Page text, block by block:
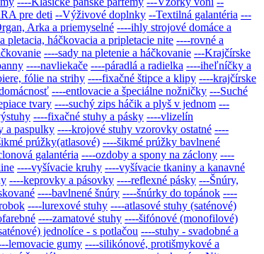
pre deti --Výživové doplnky --Textilná galantéria ---
Arka a priemyselné ----ihly strojové domáce a
pletacia, háčkovacia a pripletacie nite ----rovné a
----sady na pletenie a háčkovanie ---Krajčírske
----navliekače ----páradlá a radielka ----iheľníčky a
fólie na strihy ----fixačné štipce a klipy ----krajčírske
----entlovacie a špeciálne nožničky ---Suché
tvary ----suchý zips háčik a plyš v jednom ---
----fixačné stuhy a pásky ----vlizelín
a paspulky ----krojové stuhy vzorovky ostatné ----
prúžky(atlasové) ----šikmé prúžky bavlnené
galantéria ----ozdoby a spony na záclony ----
----vyšívacie kruhy ----vyšívacie tkaniny a kanavné
----keprovky a pásovky ----reflexné pásky ---Šnúry,
----bavlnené šnúry ----šnúrky do topánok ----
----lurexové stuhy ----atlasové stuhy (saténové)
----zamatové stuhy ----šifónové (monofilové)
jednolíce - s potlačou ----stuhy - svadobné a
lemovacie gumy ----silikónové, protišmykové a